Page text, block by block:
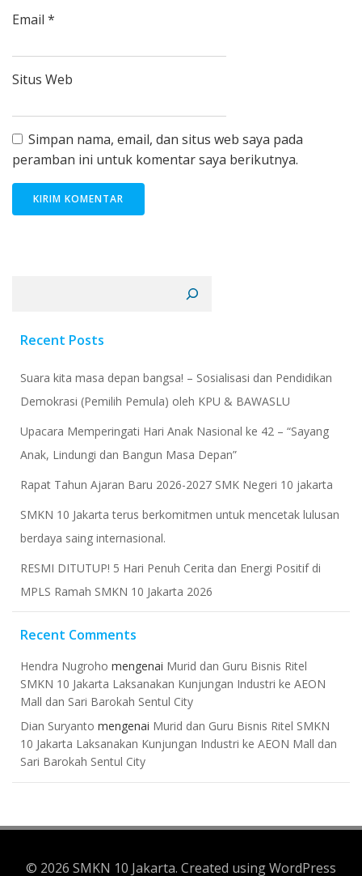
Email *
Situs Web
Simpan nama, email, dan situs web saya pada
peramban ini untuk komentar saya berikutnya.
Recent Posts
Suara kita masa depan bangsa! – Sosialisasi dan Pendidikan
Demokrasi (Pemilih Pemula) oleh KPU & BAWASLU
Upacara Memperingati Hari Anak Nasional ke 42 – “Sayang
Anak, Lindungi dan Bangun Masa Depan”
Rapat Tahun Ajaran Baru 2026-2027 SMK Negeri 10 jakarta
​SMKN 10 Jakarta terus berkomitmen untuk mencetak lulusan
berdaya saing internasional.
RESMI DITUTUP! 5 Hari Penuh Cerita dan Energi Positif di
MPLS Ramah SMKN 10 Jakarta 2026
Recent Comments
Hendra Nugroho mengenai Murid dan Guru Bisnis Ritel
SMKN 10 Jakarta Laksanakan Kunjungan Industri ke AEON
Mall dan Sari Barokah Sentul City
Dian Suryanto mengenai Murid dan Guru Bisnis Ritel SMKN
10 Jakarta Laksanakan Kunjungan Industri ke AEON Mall dan
Sari Barokah Sentul City
© 2026 SMKN 10 Jakarta. Created using WordPress